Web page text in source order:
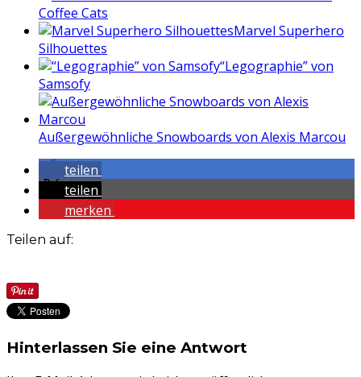
Coffee Cats
Marvel Superhero
Silhouettes
“Legographie” von
Samsofy
Außergewöhnliche Snowboards von Alexis Marcou
teilen
teilen
merken
Teilen auf:
Hinterlassen Sie eine Antwort